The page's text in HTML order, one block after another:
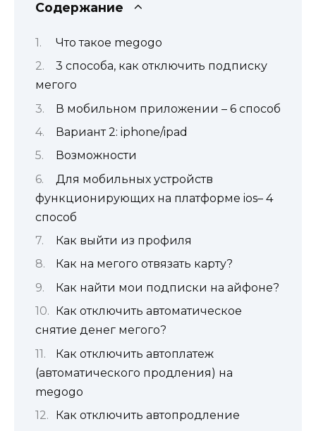
Содержание
Что такое megogo
3 способа, как отключить подписку
мегого
В мобильном приложении – 6 способ
Вариант 2: iphone/ipad
Возможности
Для мобильных устройств
функционирующих на платформе ios– 4
способ
Как выйти из профиля
Как на мегого отвязать карту?
Как найти мои подписки на айфоне?
Как отключить автоматическое
снятие денег мегого?
Как отключить автоплатеж
(автоматического продления) на
megogo
Как отключить автопродление